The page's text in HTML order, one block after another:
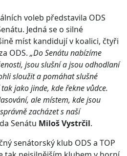
voleb představila ODS
Jedná se o silné
míst kandidují v koalici, čtyři
ODS. „Do Senátu nabízíme
jsou slušní a jsou odhodlaní
sloužit a pomáhat slušné
jako jinde, kde řekne vůdce.
ale místem, kde jsou
zacházet s naší
Senátu Miloš Vystrčil.
senátorský klub ODS a TOP